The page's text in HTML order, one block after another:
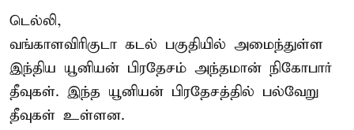
டெல்லி,
வங்காளவிரிகுடா கடல் பகுதியில் அமைந்துள்ள
இந்திய யூனியன் பிரதேசம் அந்தமான் நிகோபார்
தீவுகள். இந்த யூனியன் பிரதேசத்தில் பல்வேறு
தீவுகள் உள்ளன.